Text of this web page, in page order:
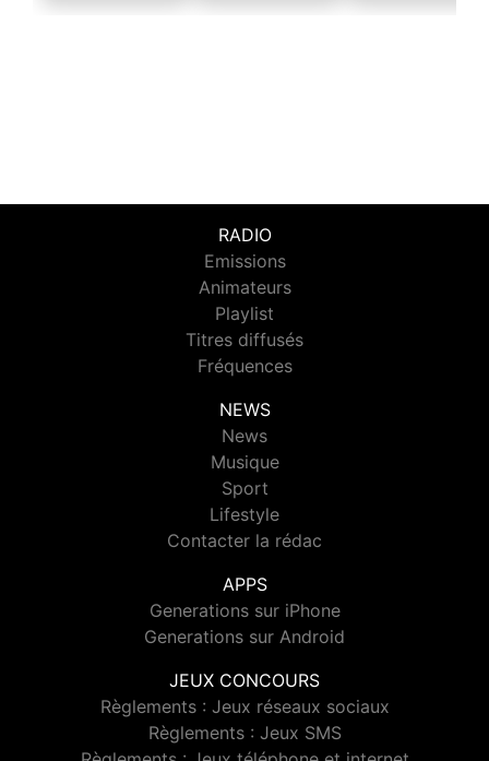
RADIO
Emissions
Animateurs
Playlist
Titres diffusés
Fréquences
NEWS
News
Musique
Sport
Lifestyle
Contacter la rédac
APPS
Generations sur iPhone
Generations sur Android
JEUX CONCOURS
Règlements : Jeux réseaux sociaux
Règlements : Jeux SMS